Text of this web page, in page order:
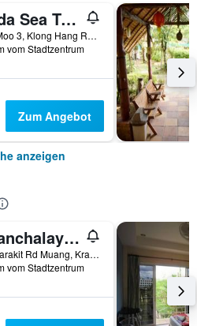
Anda Sea Tales Resort
271 Moo 3, Klong Hang Road, Krabi, Thailand
vom Stadtzentrum
Zum Angebot
anzeigen
Chanchalay Hip Hostel
55 Utarakit Rd Muang, Krabi, Thailand
vom Stadtzentrum